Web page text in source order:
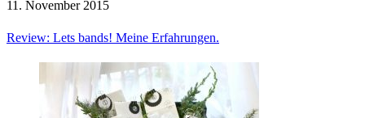
11. November 2015
Review: Lets bands! Meine Erfahrungen.